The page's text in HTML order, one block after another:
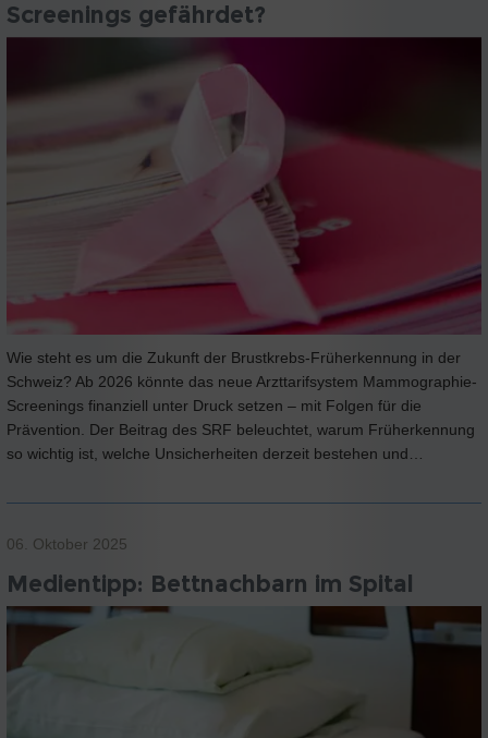
Screenings gefährdet?
Wie steht es um die Zukunft der Brustkrebs-Früherkennung in der
Schweiz? Ab 2026 könnte das neue Arzttarifsystem Mammographie-
Screenings finanziell unter Druck setzen – mit Folgen für die
Prävention. Der Beitrag des SRF beleuchtet, warum Früherkennung
so wichtig ist, welche Unsicherheiten derzeit bestehen und…
06. Oktober 2025
Medientipp: Bettnachbarn im Spital